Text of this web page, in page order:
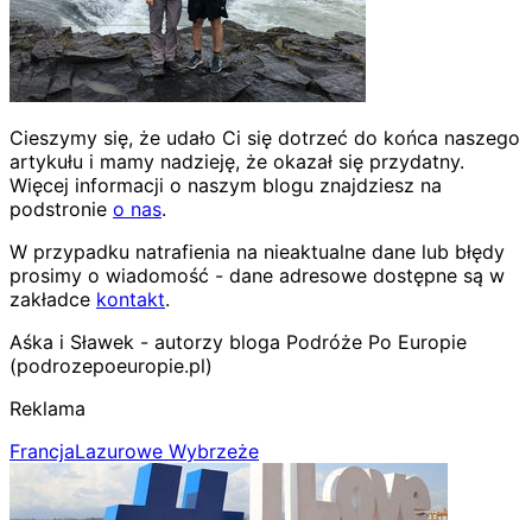
Cieszymy się, że udało Ci się dotrzeć do końca naszego
artykułu i mamy nadzieję, że okazał się przydatny.
Więcej informacji o naszym blogu znajdziesz na
podstronie o nas.
W przypadku natrafienia na nieaktualne dane lub błędy
prosimy o wiadomość - dane adresowe dostępne są w
zakładce kontakt.
Aśka i Sławek - autorzy bloga Podróże Po Europie
(podrozepoeuropie.pl)
Reklama
FrancjaLazurowe Wybrzeże